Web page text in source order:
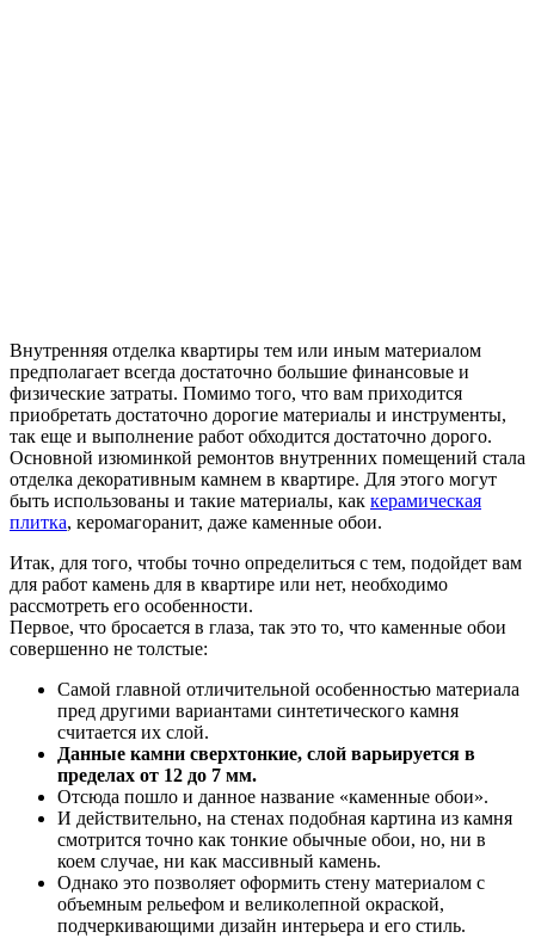
Внутренняя отделка квартиры тем или иным материалом
предполагает всегда достаточно большие финансовые и
физические затраты. Помимо того, что вам приходится
приобретать достаточно дорогие материалы и инструменты,
так еще и выполнение работ обходится достаточно дорого.
Основной изюминкой ремонтов внутренних помещений стала
отделка декоративным камнем в квартире. Для этого могут
быть использованы и такие материалы, как керамическая
плитка, керомагоранит, даже каменные обои.
Итак, для того, чтобы точно определиться с тем, подойдет вам
для работ камень для в квартире или нет, необходимо
рассмотреть его особенности.
Первое, что бросается в глаза, так это то, что каменные обои
совершенно не толстые:
Самой главной отличительной особенностью материала
пред другими вариантами синтетического камня
считается их слой.
Данные камни сверхтонкие, слой варьируется в
пределах от 12 до 7 мм.
Отсюда пошло и данное название «каменные обои».
И действительно, на стенах подобная картина из камня
смотрится точно как тонкие обычные обои, но, ни в
коем случае, ни как массивный камень.
Однако это позволяет оформить стену материалом с
объемным рельефом и великолепной окраской,
подчеркивающими дизайн интерьера и его стиль.